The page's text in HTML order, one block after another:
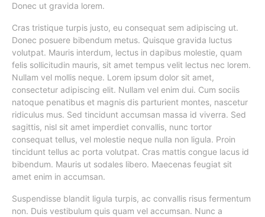
Donec ut gravida lorem.
Cras tristique turpis justo, eu consequat sem adipiscing ut.
Donec posuere bibendum metus. Quisque gravida luctus
volutpat. Mauris interdum, lectus in dapibus molestie, quam
felis sollicitudin mauris, sit amet tempus velit lectus nec lorem.
Nullam vel mollis neque. Lorem ipsum dolor sit amet,
consectetur adipiscing elit. Nullam vel enim dui. Cum sociis
natoque penatibus et magnis dis parturient montes, nascetur
ridiculus mus. Sed tincidunt accumsan massa id viverra. Sed
sagittis, nisl sit amet imperdiet convallis, nunc tortor
consequat tellus, vel molestie neque nulla non ligula. Proin
tincidunt tellus ac porta volutpat. Cras mattis congue lacus id
bibendum. Mauris ut sodales libero. Maecenas feugiat sit
amet enim in accumsan.
Suspendisse blandit ligula turpis, ac convallis risus fermentum
non. Duis vestibulum quis quam vel accumsan. Nunc a